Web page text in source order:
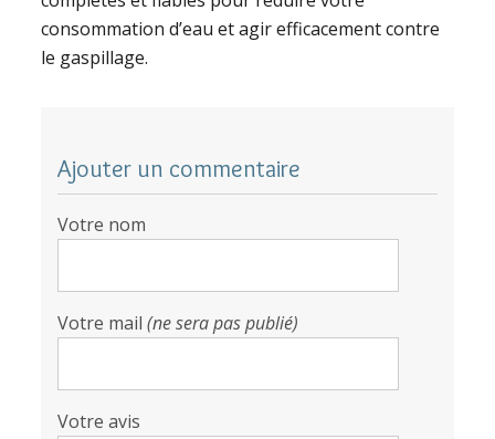
consommation d’eau et agir efficacement contre
le gaspillage.
Ajouter un commentaire
Votre nom
Votre mail(ne sera pas publié)
Votre avis